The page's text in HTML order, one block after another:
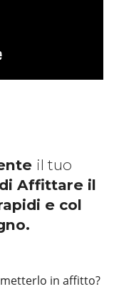
il tuo
Affittare il
e col
in affitto?